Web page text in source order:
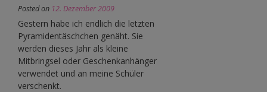
Posted on 12. Dezember 2009
Gestern habe ich endlich die letzten
Pyramidentäschchen genäht. Sie
werden dieses Jahr als kleine
Mitbringsel oder Geschenkanhänger
verwendet und an meine Schüler
verschenkt.